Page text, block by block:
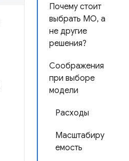
Почему стоит
выбрать МО, а
не другие
решения?
Соображения
при выборе
модели
Расходы
Масштабиру
емость